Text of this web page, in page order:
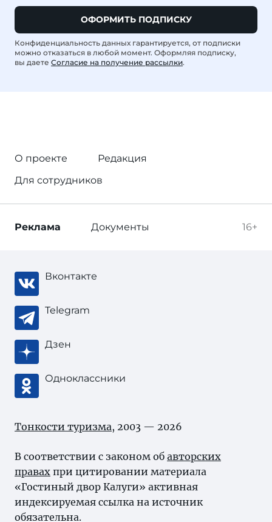
ОФОРМИТЬ ПОДПИСКУ
Конфиденциальность данных гарантируется, от подписки
можно отказаться в любой момент. Оформляя подписку,
вы даете Согласие на получение рассылки.
О проекте
Редакция
Для сотрудников
16+
Реклама Документы
Вконтакте
Telegram
Дзен
Одноклассники
Тонкости туризма, 2003 — 2026
В соответствии с законом об авторских
правах при цитировании материала
«Гостиный двор Калуги» активная
индексируемая ссылка на источник
обязательна.